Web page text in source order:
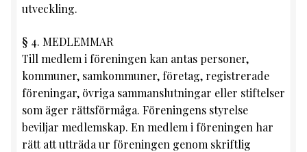
utveckling.
§ 4. MEDLEMMAR
Till medlem i föreningen kan antas personer,
kommuner, samkommuner, företag, registrerade
föreningar, övriga sammanslutningar eller stiftelser
som äger rättsförmåga. Föreningens styrelse
beviljar medlemskap. En medlem i föreningen har
rätt att utträda ur föreningen genom skriftlig